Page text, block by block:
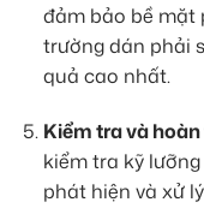
đảm bảo bề mặt
trường dán phải
quả cao nhất.
Kiểm tra và
kiểm tra kỹ
phát hiện và xử